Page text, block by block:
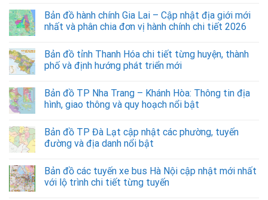
Bản đồ hành chính Gia Lai – Cập nhật địa giới mới
nhất và phân chia đơn vị hành chính chi tiết 2026
Bản đồ tỉnh Thanh Hóa chi tiết từng huyện, thành
phố và định hướng phát triển mới
Bản đồ TP Nha Trang – Khánh Hòa: Thông tin địa
hình, giao thông và quy hoạch nổi bật
Bản đồ TP Đà Lạt cập nhật các phường, tuyến
đường và địa danh nổi bật
Bản đồ các tuyến xe bus Hà Nội cập nhật mới nhất
với lộ trình chi tiết từng tuyến